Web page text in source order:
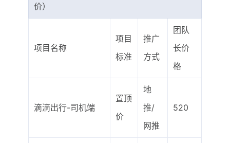
价）
项目名称
项目
标准
推广
方式
团队
长价
格
滴滴出行-司机端
置顶
价
地
推/
网推
520